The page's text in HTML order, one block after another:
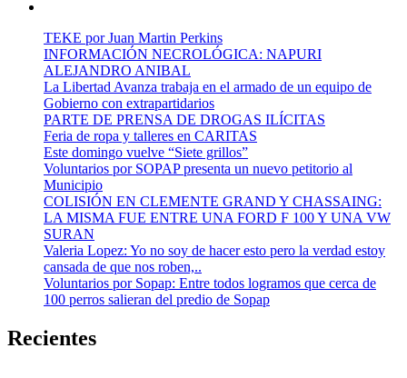
TEKE por Juan Martin Perkins
INFORMACIÓN NECROLÓGICA: NAPURI
ALEJANDRO ANIBAL
La Libertad Avanza trabaja en el armado de un equipo de
Gobierno con extrapartidarios
PARTE DE PRENSA DE DROGAS ILÍCITAS
Feria de ropa y talleres en CARITAS
Este domingo vuelve “Siete grillos”
Voluntarios por SOPAP presenta un nuevo petitorio al
Municipio
COLISIÓN EN CLEMENTE GRAND Y CHASSAING:
LA MISMA FUE ENTRE UNA FORD F 100 Y UNA VW
SURAN
Valeria Lopez: Yo no soy de hacer esto pero la verdad estoy
cansada de que nos roben,..
Voluntarios por Sopap: Entre todos logramos que cerca de
100 perros salieran del predio de Sopap
Recientes